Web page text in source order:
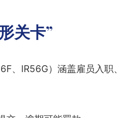
关卡”
、IR56G）涵盖雇员入